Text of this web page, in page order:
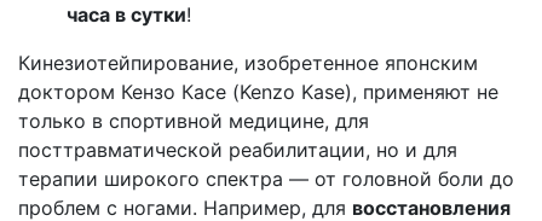
часа в сутки!
Кинезиотейпирование, изобретенное японским
доктором Кензо Касе (Kenzo Kase), применяют не
только в спортивной медицине, для
посттравматической реабилитации, но и для
терапии широкого спектра — от головной боли до
проблем с ногами. Например, для восстановления